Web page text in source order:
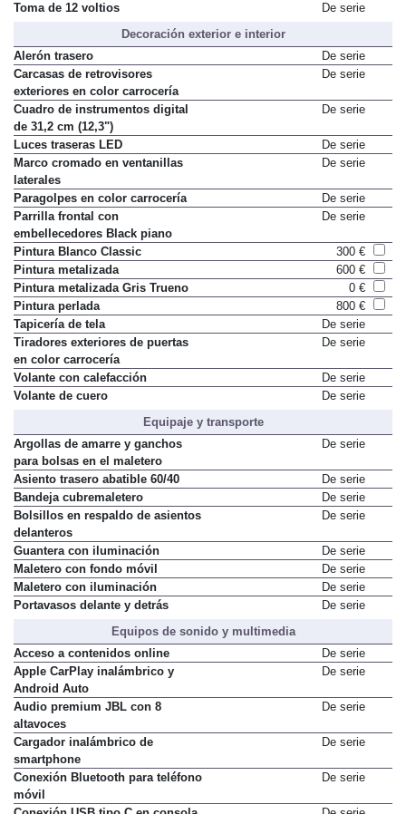
Toma de 12 voltios
De serie
Decoración exterior e interior
Alerón trasero
De serie
Carcasas de retrovisores
exteriores en color carrocería
De serie
Cuadro de instrumentos digital
de 31,2 cm (12,3")
De serie
Luces traseras LED
De serie
Marco cromado en ventanillas
laterales
De serie
Paragolpes en color carrocería
De serie
Parrilla frontal con
embellecedores Black piano
De serie
Pintura Blanco Classic
300 €
Pintura metalizada
600 €
Pintura metalizada Gris Trueno
0 €
Pintura perlada
800 €
Tapicería de tela
De serie
Tiradores exteriores de puertas
en color carrocería
De serie
Volante con calefacción
De serie
Volante de cuero
De serie
Equipaje y transporte
Argollas de amarre y ganchos
para bolsas en el maletero
De serie
Asiento trasero abatible 60/40
De serie
Bandeja cubremaletero
De serie
Bolsillos en respaldo de asientos
delanteros
De serie
Guantera con iluminación
De serie
Maletero con fondo móvil
De serie
Maletero con iluminación
De serie
Portavasos delante y detrás
De serie
Equipos de sonido y multimedia
Acceso a contenidos online
De serie
Apple CarPlay inalámbrico y
Android Auto
De serie
Audio premium JBL con 8
altavoces
De serie
Cargador inalámbrico de
smartphone
De serie
Conexión Bluetooth para teléfono
móvil
De serie